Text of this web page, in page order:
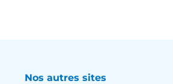
Nos autres sites